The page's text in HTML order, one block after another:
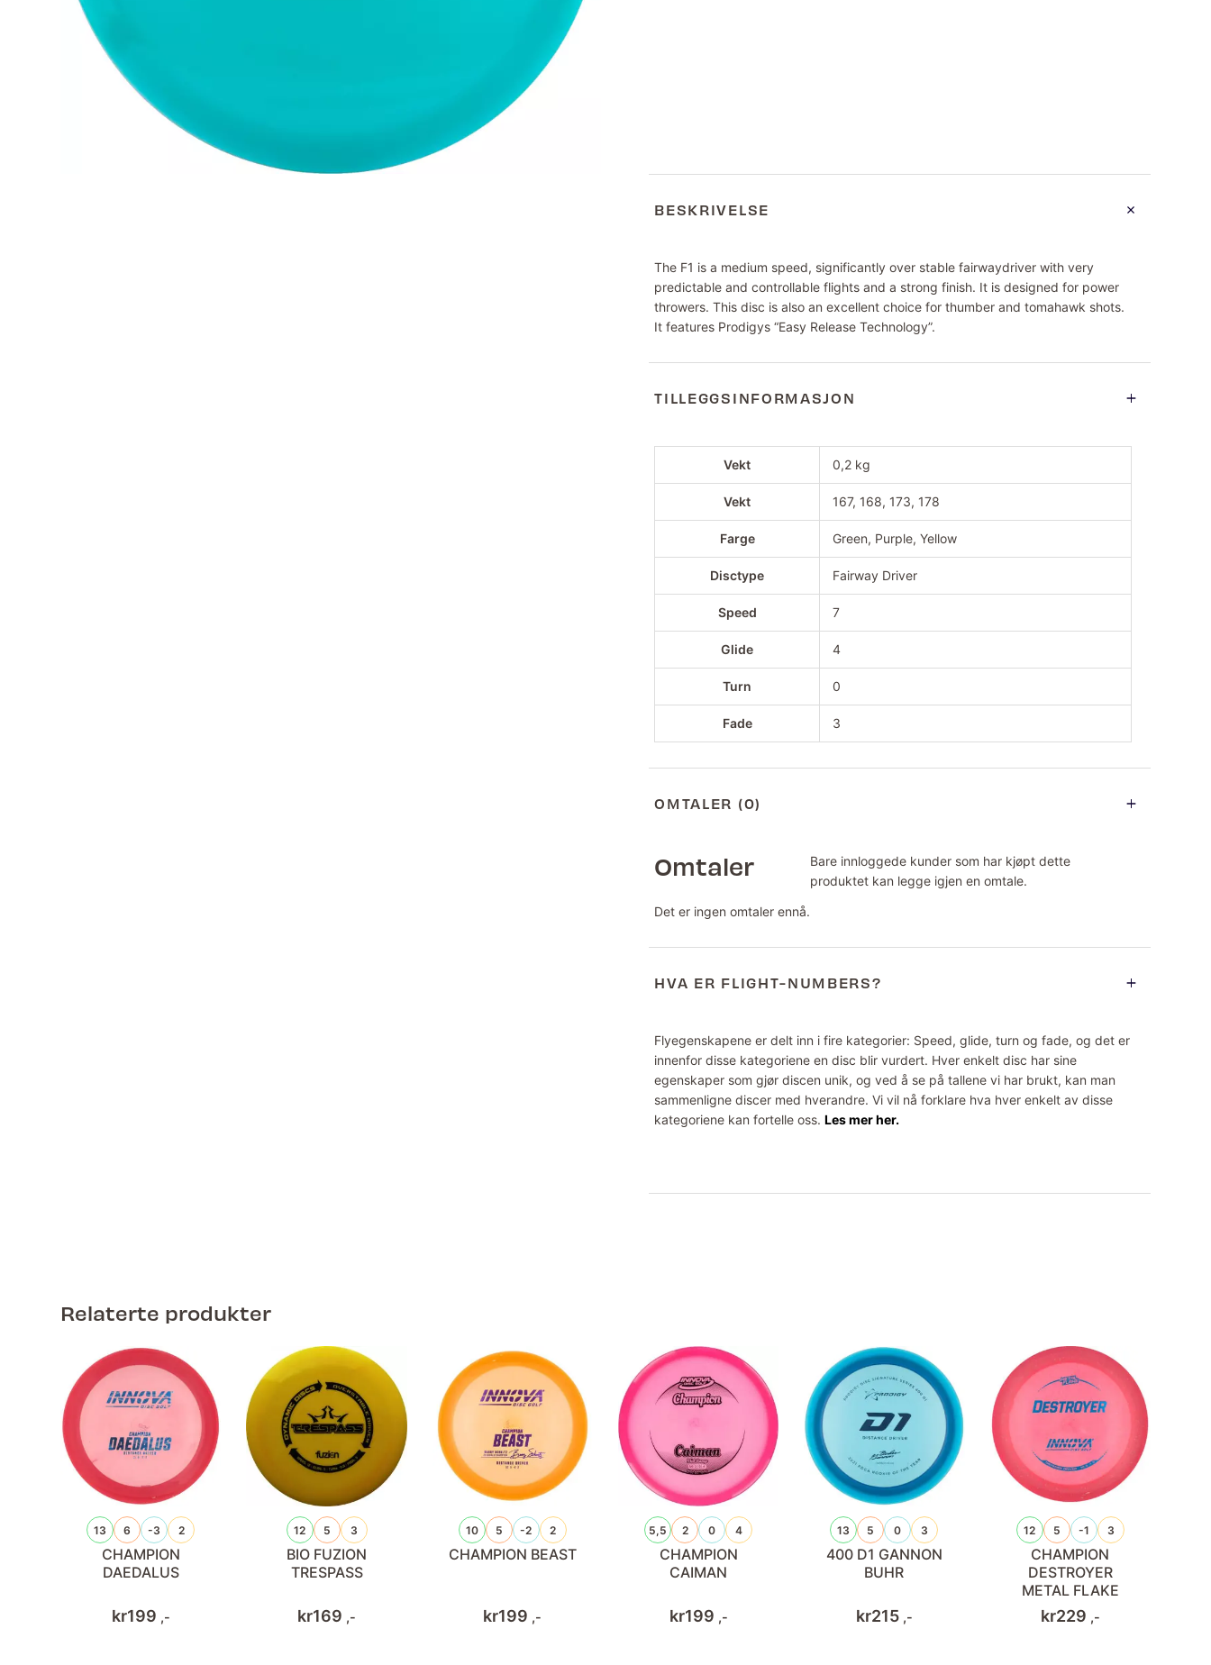
BESKRIVELSE
The F1 is a medium speed, significantly over stable fairwaydriver with very
predictable and controllable flights and a strong finish. It is designed for power
throwers. This disc is also an excellent choice for thumber and tomahawk shots.
It features Prodigys “Easy Release Technology”.
TILLEGGSINFORMASJON
Vekt 0,2 kg
Vekt 167, 168, 173, 178
Farge Green, Purple, Yellow
Disctype Fairway Driver
Speed 7
Glide 4
Turn 0
Fade 3
OMTALER (0)
Omtaler
Det er ingen omtaler ennå.
Bare innloggede kunder som har kjøpt dette
produktet kan legge igjen en omtale.
HVA ER FLIGHT-NUMBERS?
Flyegenskapene er delt inn i fire kategorier: Speed, glide, turn og fade, og det er
innenfor disse kategoriene en disc blir vurdert. Hver enkelt disc har sine
egenskaper som gjør discen unik, og ved å se på tallene vi har brukt, kan man
sammenligne discer med hverandre. Vi vil nå forklare hva hver enkelt av disse
kategoriene kan fortelle oss.Les mer her.
Relaterte produkter
13 6 -3 2
CHAMPION
DAEDALUS
kr199 ,-
12 5 3
BIO FUZION
TRESPASS
kr169 ,-
10 5 -2 2
CHAMPION BEAST
kr199 ,-
5,5 2 0 4
CHAMPION
CAIMAN
kr199 ,-
13 5 0 3
400 D1 GANNON
BUHR
kr215 ,-
12 5 -1 3
CHAMPION
DESTROYER
METAL FLAKE
kr229 ,-